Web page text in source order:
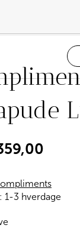
1-3 hverdage